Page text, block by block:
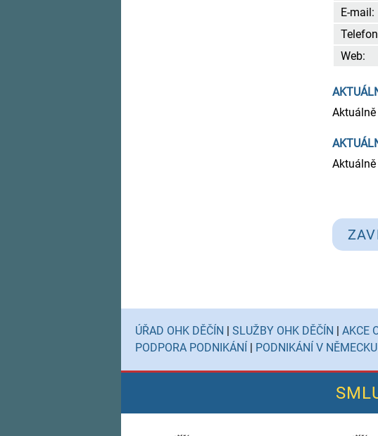
E-mail:
Web:
ÚŘAD OHK DĚČÍN | SLUŽBY OHK DĚČÍN | AKCE
PODPORA PODNIKÁNÍ | PODNIKÁNÍ V NĚMECKU